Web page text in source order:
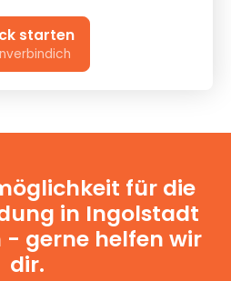
starten
für die
in Ingolstadt
- gerne helfen wir
dir.